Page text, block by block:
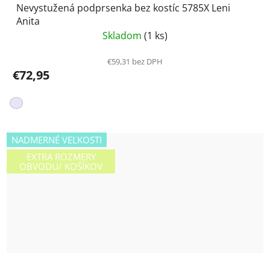
Nevystužená podprsenka bez kostíc 5785X Leni
Anita
Skladom (1 ks)
€59,31 bez DPH
€72,95
NADMERNÉ VEĽKOSTI
EXTRA ROZMERY
OBVODU/ KOŠÍKOV